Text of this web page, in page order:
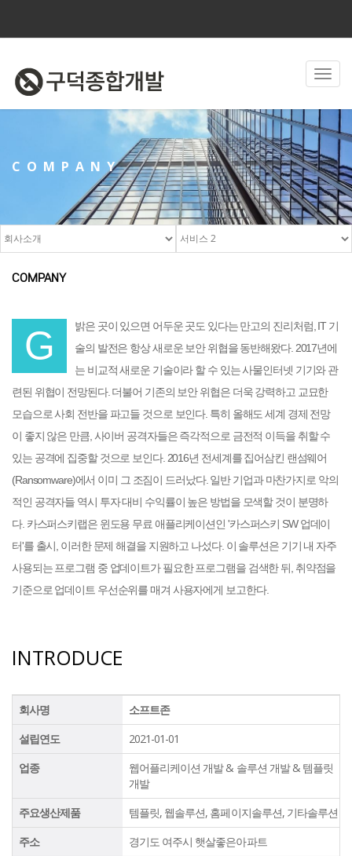
COMPANY
COMPANY
G
밝은 곳이 있으면 어두운 곳도 있다는 만고의 진리처럼, IT 기
술의 발전은 항상 새로운 보안 위협을 동반해왔다. 2017년에
는 비교적 새로운 기술이라 할 수 있는 사물인터넷 기기와 관
련된 위협이 전망된다. 더불어 기존의 보안 위협은 더욱 강력하고 교묘한
모습으로 사회 전반을 파고들 것으로 보인다. 특히 올해도 세계 경제 전망
이 좋지 않은 만큼, 사이버 공격자들은 즉각적으로 금전적 이득을 취할 수
있는 공격에 집중할 것으로 보인다. 2016년 전세계를 집어삼킨 랜섬웨어
(Ransomware)에서 이미 그 조짐이 드러났다. 일반 기업과 마찬가지로 악의
적인 공격자들 역시 투자 대비 수익률이 높은 방법을 모색할 것이 분명하
다. 카스퍼스키랩은 윈도용 무료 애플리케이션인 '카스퍼스키 SW 업데이
터'를 출시, 이러한 문제 해결을 지원하고 나섰다. 이 솔루션은 기기 내 자주
사용되는 프로그램 중 업데이트가 필요한 프로그램을 검색한 뒤, 취약점을
기준으로 업데이트 우선순위를 매겨 사용자에게 보고한다.
INTRODUCE
회사명
소프트존
설립연도
2021-01-01
업종
웹어플리케이션 개발 & 솔루션 개발 & 템플릿
개발
주요생산제품
템플릿, 웹솔루션, 홈페이지솔루션, 기타솔루션
주소
경기도 여주시 햇살좋은아파트